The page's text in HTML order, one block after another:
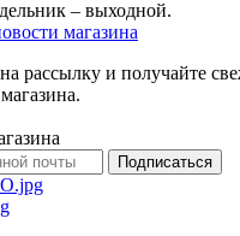
– выходной.
магазина
рассылку и получайте